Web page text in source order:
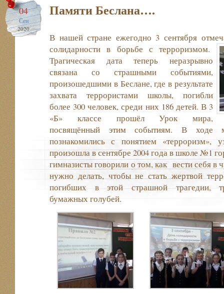
04
Сен
2020
Памяти Беслана….
В нашей стране ежегодно 3 сентября
солидарности в борьбе с терроризмом.
Трагическая дата теперь неразрывно
связана со страшными событиями,
произошедшими в Беслане, где в результате
захвата террористами школы, погибли
более 300 человек, среди них 186 детей. В 3
«Б» классе прошёл Урок мира,
посвящённый этим событиям. В ходе
познакомились с понятием «терроризм»,
произошла в сентябре 2004 года в школе №1
гимназисты говорили о том, как вести себя в
нужно делать, чтобы не стать жертвой
погибших в этой страшной трагедии,
бумажных голубей.